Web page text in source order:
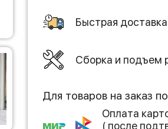
Быстрая
Сборка и подъем
Для товаров на заказ
Оплата
( после